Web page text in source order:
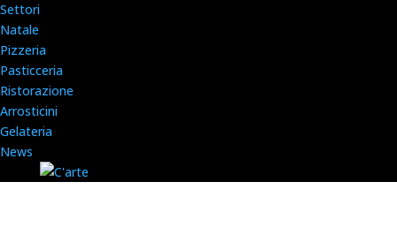
Settori
Natale
Pizzeria
Pasticceria
Ristorazione
Arrosticini
Gelateria
News